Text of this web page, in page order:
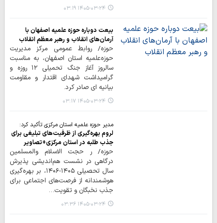
۱۴۰۵-۰۳-۲۴ ۰۳:۱۹
بیعت دوباره حوزه علمیه اصفهان با
آرمان‌های انقلاب و رهبر معظم انقلاب
حوزه/ روابط عمومی مرکز مدیریت
حوزه‌علمیه استان اصفهان، به مناسبت
سالروز آغاز جنگ تحمیلی ۱۲ روزه و
گرامیداشت شهدای اقتدار و مقاومت
بیانیه ای صادر کرد.
۱۴۰۵-۰۳-۲۴ ۰۳:۱۷
مدیر حوزه علمیه استان مرکزی تأکید کرد:
لروم بهره‌گیری از ظرفیت‌های تبلیغی برای
جذب طلبه در استان مرکزی+تصاویر
حوزه/ ر حجت الاسلام والمسلمین
درگاهی در نشست هم‌اندیشی پذیرش
سال تحصیلی ۱۴۰۵-۱۴۰۶، بر بهره‌گیری
هوشمندانه از فرصت‌های اجتماعی برای
جذب نخبگان و تقویت…
۱۴۰۵-۰۳-۲۴ ۰۳:۳۶